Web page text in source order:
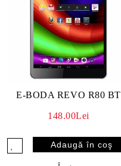
E-BODA REVO R80 BT
148.00Lei